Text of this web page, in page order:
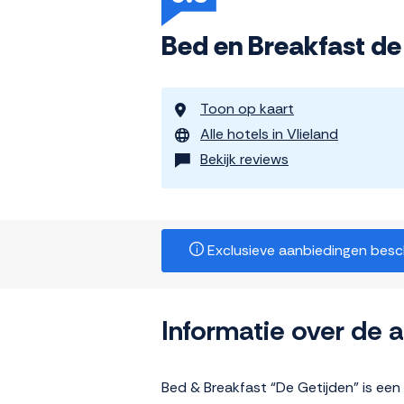
Bed en Breakfast
Toon op kaart
Alle hotels in Vlieland
Bekijk reviews
Exclusieve aanbiedingen
Informatie over de
Bed & Breakfast “De Getijden” is